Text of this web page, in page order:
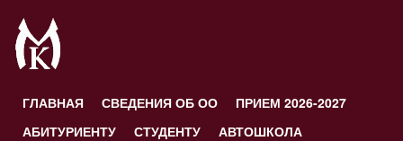
ГЛАВНАЯ СВЕДЕНИЯ ОБ ОО
ПРИЕМ 2026-2027
АБИТУРИЕНТУ
СТУДЕНТУ
АВТОШКОЛА